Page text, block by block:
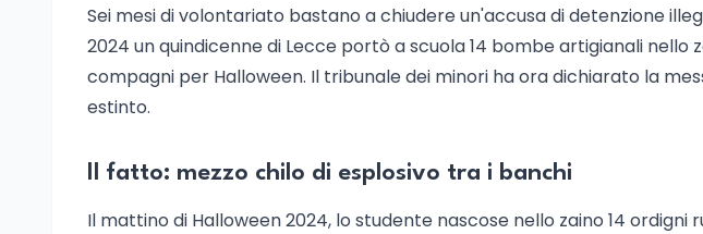
Sei mesi di volontariato bastano a chiudere un'accusa di detenzione
2024 un quindicenne di Lecce portò a scuola 14 bombe artigianali nello
compagni per Halloween. Il tribunale dei minori ha ora dichiarato la
estinto.
Il fatto: mezzo chilo di esplosivo tra i banchi
Il mattino di Halloween 2024, lo studente nascose nello zaino 14